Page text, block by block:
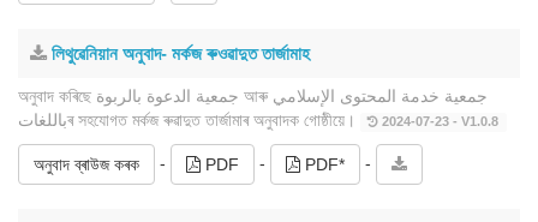
লিথুৱেনিয়ান অনুবাদ- মৰ্কজ ৰুওৱাদুত তাৰ্জামাহ
অনুবাদ কৰিছে جمعية الدعوة بالربوة আৰু جمعية خدمة المحتوى الإسلامي
باللغاتৰ সহযোগত মৰ্কজ ৰুৱাদুত তাৰ্জামাৰ অনুবাদক গোষ্ঠীয়ে।
2024-07-23 - V1.0.8
অনুবাদ ব্ৰাউজ কৰক - PDF - PDF* -